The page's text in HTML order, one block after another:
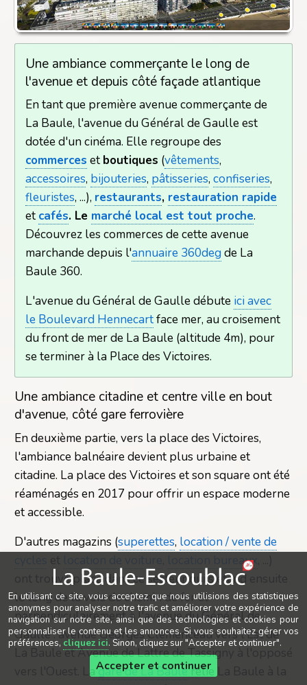
Une ambiance commerçante le long de
l'avenue et depuis côté façade atlantique
En tant que première avenue commerçante de
La Baule, l'avenue du Général de Gaulle est
dotée d'un cinéma. Elle regroupe des
commerces et boutiques (vêtements,
accessoires, bijouteries, pâtisseries,confiseries,
fleuristes, ...), restaurants, restauration rapide
et cafés. Le marché local est tout proche.
Découvrez les commerces de cette avenue
marchande depuis l'annuaire 360degde La
Baule 360.
L'avenue du Général de Gaulle débute ici avec
le Boulevard Hennecartface mer, au croisement
du front de mer de La Baule (altitude 4m), pour
se terminer à la Place des Victoires.
Une ambiance citadine et centre ville en bout
d'avenue, côté gare ferrovière
En deuxième partie, vers la place des Victoires,
l'ambiance balnéaire devient plus urbaine et
citadine. La place des Victoires et son square ont été
réaménagés en2017 pour offrir un espace moderne
et accessible.
D'autres magazins (superettes, location / vente de
location bureaux
ont trouvé place dans ce secteur qui s'étend ensuite
le long de la voie de chemin de fer et
perpendiculairement à l'avenue du Général de
Gaulle : avenue Georges Clémenceau vers l'Est de
La Baule et Avenue de Lattre de Tassigny à l'opposé
vers l'Ouest. Lagare de La Baulerelie La Baule à la
En utilisant ce site, vous acceptez que nous utilisions des statistiques
anonymes pour analyser notre trafic et améliorer votre expérience de
navigation sur notre site, ainsi que des technologies et cookies pour
personnaliser le contenu et les annonces. Si vous souhaitez gérer vos
préférences, cliquez ici. Sinon, cliquez sur "Accepter et continuer".
Accepter et continuer